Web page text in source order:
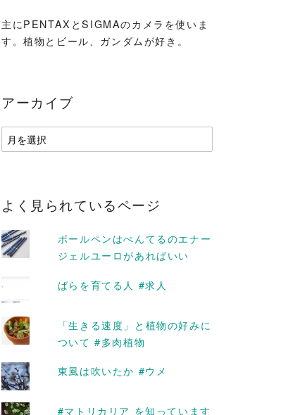
ラ
READ MORE
主にPENTAXとSIGMAのカメラを使いま
す。植物とビール、ガンダムが好き。
アーカイブ
ア
ー
ブ
よく見られているページ
ボールペンはぺんてるのエナー
ジェルユーロがあればいい
ばらを育てる人 #求人
「生きる速度」と植物の好みに
ついて #多肉植物
東風は吹いたか #ウメ
#マトリカリア を知っています